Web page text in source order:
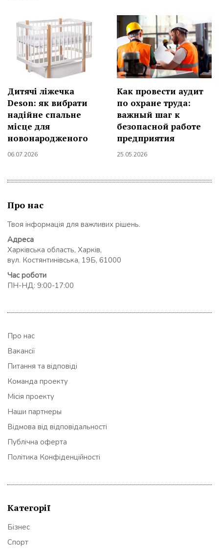
Дитячі ліжечка
Deson: як вибрати
надійне спальне
місце для
новонародженого
06.07.2026
Как провести аудит
по охране труда:
важный шаг к
безопасной работе
предприятия
25.05.2026
Про нас
Твоя інформація для важливих рішень.
Адреса
Харківська область, Харків,
вул. Костянтинівська, 19Б, 61000
Час роботи
ПН-НД: 9:00-17:00
Про нас
Вакансії
Питання та відповіді
Команда проекту
Місія проекту
Наши партнеры
Відмова від відповідальності
Публічна оферта
Політика Конфіденційності
Категорії
Бізнес
Спорт